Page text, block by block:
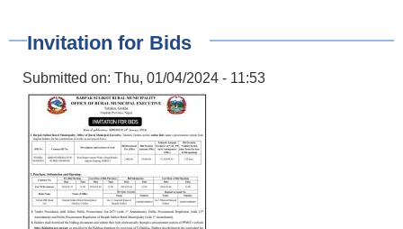
Invitation for Bids
Submitted on: Thu, 01/04/2024 - 11:53